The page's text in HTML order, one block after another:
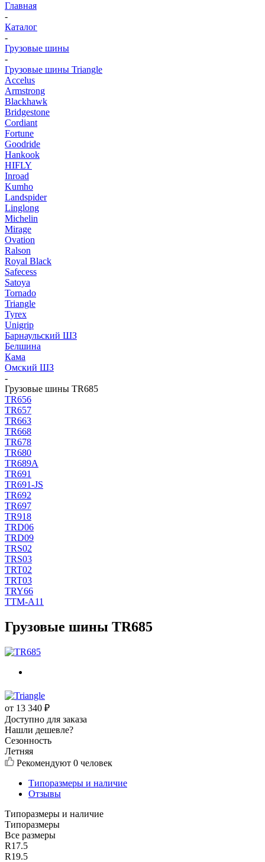
Главная
-
Каталог
-
Грузовые шины
-
Грузовые шины Triangle
Accelus
Armstrong
Blackhawk
Bridgestone
Cordiant
Fortune
Goodride
Hankook
HIFLY
Inroad
Kumho
Landspider
Linglong
Michelin
Mirage
Ovation
Ralson
Royal Black
Safecess
Satoya
Tornado
Triangle
Tyrex
Unigrip
Барнаульский ШЗ
Белшина
Кама
Омский ШЗ
-
Грузовые шины TR685
TR656
TR657
TR663
TR668
TR678
TR680
TR689A
TR691
TR691-JS
TR692
TR697
TR918
TRD06
TRD09
TRS02
TRS03
TRT02
TRT03
TRY66
TTM-A11
Грузовые шины TR685
от 13 340 ₽
Доступно для заказа
Нашли дешевле?
Сезонность
Летняя
Рекомендуют 0 человек
Типоразмеры и наличие
Отзывы
Типоразмеры и наличие
Типоразмеры
Все размеры
R17.5
R19.5